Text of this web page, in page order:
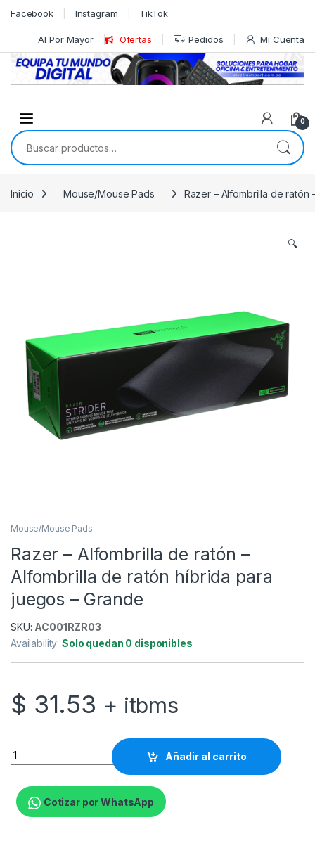
Skip to navigation
Skip to content
Facebook Instagram TikTok
Al Por Mayor Ofertas Pedidos Mi Cuenta
0
Buscar por:
Inicio Mouse/Mouse Pads Razer – Alfombrilla de ratón
🔍
Mouse/Mouse Pads
Razer – Alfombrilla de ratón –
Alfombrilla de ratón híbrida para
juegos – Grande
SKU: AC001RZR03
Availability:Solo quedan 0 disponibles
$ 31.53 + itbms
Razer - Alfombrilla de ratón - Alfombrilla de ratón híbrida
Añadir al carrito
Cotizar por WhatsApp